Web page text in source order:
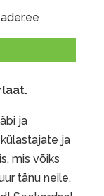
ja
ja
mis võiks
tänu neile,